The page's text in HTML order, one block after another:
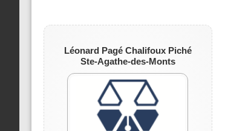
Léonard Pagé Chalifoux Piché
Ste-Agathe-des-Monts